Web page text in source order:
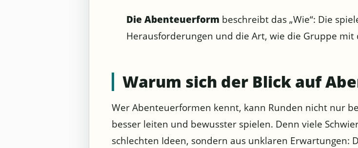
Die Abenteuerform beschreibt das „Wie“: Die
Herausforderungen und die Art, wie die Gruppe
Warum sich der Blick auf
Wer Abenteuerformen kennt, kann Runden nicht nur
besser leiten und bewusster spielen. Denn viele
schlechten Ideen, sondern aus unklaren Erwartungen: